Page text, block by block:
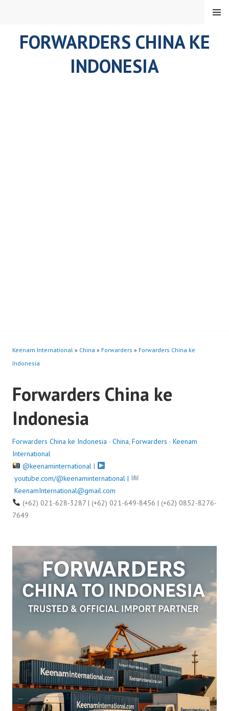
FORWARDERS CHINA KE
INDONESIA
MENU
Keenam International » China » Forwarders » Forwarders China ke
Indonesia
Forwarders China ke
Indonesia
Forwarders China ke Indonesia · China, Forwarders · Keenam
International
@keenaminternational|
youtube.com/@keenaminternational |
KeenamInternational@gmail.com
(+62) 021-628-3287 | (+62) 021-649-8456 | (+62) 0852-8276-
7649